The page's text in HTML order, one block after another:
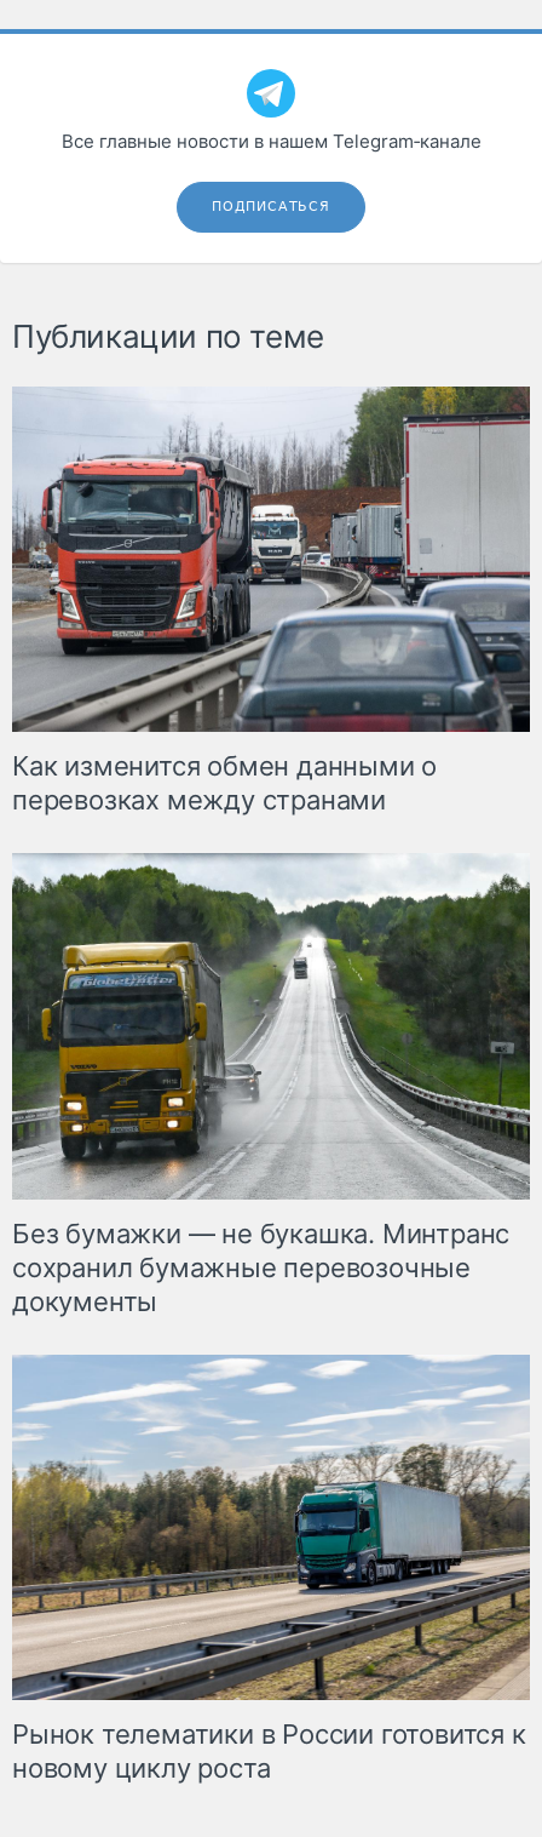
Все главные новости в нашем Telegram‑канале
ПОДПИСАТЬСЯ
Публикации по теме
Как изменится обмен данными о
перевозках между странами
Без бумажки — не букашка. Минтранс
сохранил бумажные перевозочные
документы
Рынок телематики в России готовится к
новому циклу роста